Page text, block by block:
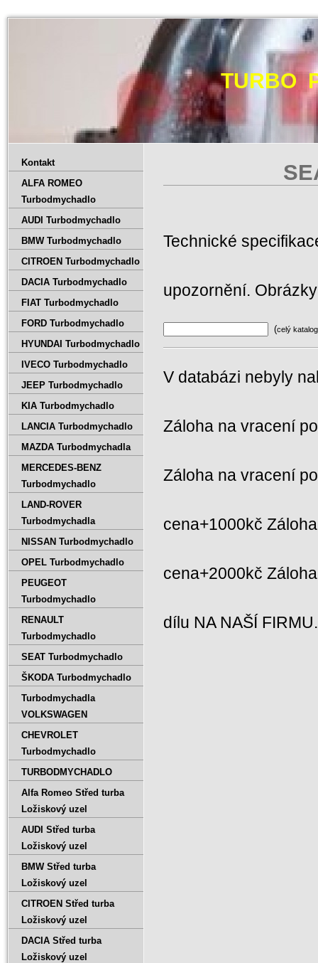
TURBO
Technické
upozornění.
(celý katalog
V databázi nebyly
Záloha na vracení
Záloha na vracení
cena+1000kč
cena+2000kč
dílu NA NAŠÍ
Kontakt
ALFA ROMEO
Turbodmychadlo
AUDI Turbodmychadlo
BMW Turbodmychadlo
CITROEN Turbodmychadlo
DACIA Turbodmychadlo
FIAT Turbodmychadlo
FORD Turbodmychadlo
HYUNDAI Turbodmychadlo
IVECO Turbodmychadlo
JEEP Turbodmychadlo
KIA Turbodmychadlo
LANCIA Turbodmychadlo
MAZDA Turbodmychadla
MERCEDES-BENZ
Turbodmychadlo
LAND-ROVER
Turbodmychadla
NISSAN Turbodmychadlo
OPEL Turbodmychadlo
PEUGEOT
Turbodmychadlo
RENAULT
Turbodmychadlo
SEAT Turbodmychadlo
ŠKODA Turbodmychadlo
Turbodmychadla
VOLKSWAGEN
CHEVROLET
Turbodmychadlo
TURBODMYCHADLO
Alfa Romeo Střed turba
Ložiskový uzel
AUDI Střed turba
Ložiskový uzel
BMW Střed turba
Ložiskový uzel
CITROEN Střed turba
Ložiskový uzel
DACIA Střed turba
Ložiskový uzel